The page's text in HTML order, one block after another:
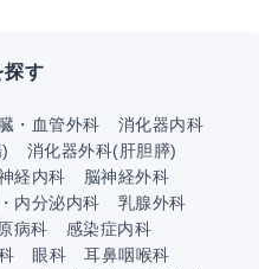
探す
・血管外科
消化器内科
消化器外科(肝胆膵)
経内科
脳神経外科
内分泌内科
乳腺外科
病科
感染症内科
眼科
耳鼻咽喉科